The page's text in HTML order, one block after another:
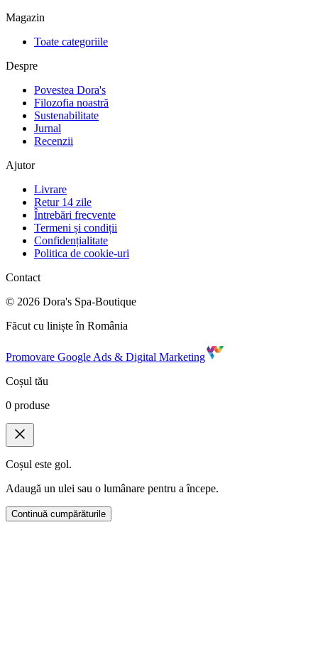
Magazin
Toate categoriile
Despre
Povestea Dora's
Filozofia noastră
Sustenabilitate
Jurnal
Recenzii
Ajutor
Livrare
Retur 14 zile
Întrebări frecvente
Termeni și condiții
Confidențialitate
Politica de cookie-uri
Contact
© 2026 Dora's Spa-Boutique
Făcut cu liniște în România
Promovare Google Ads & Digital Marketing
Coșul tău
0 produse
Coșul este gol.
Adaugă un ulei sau o lumânare pentru a începe.
Continuă cumpărăturile